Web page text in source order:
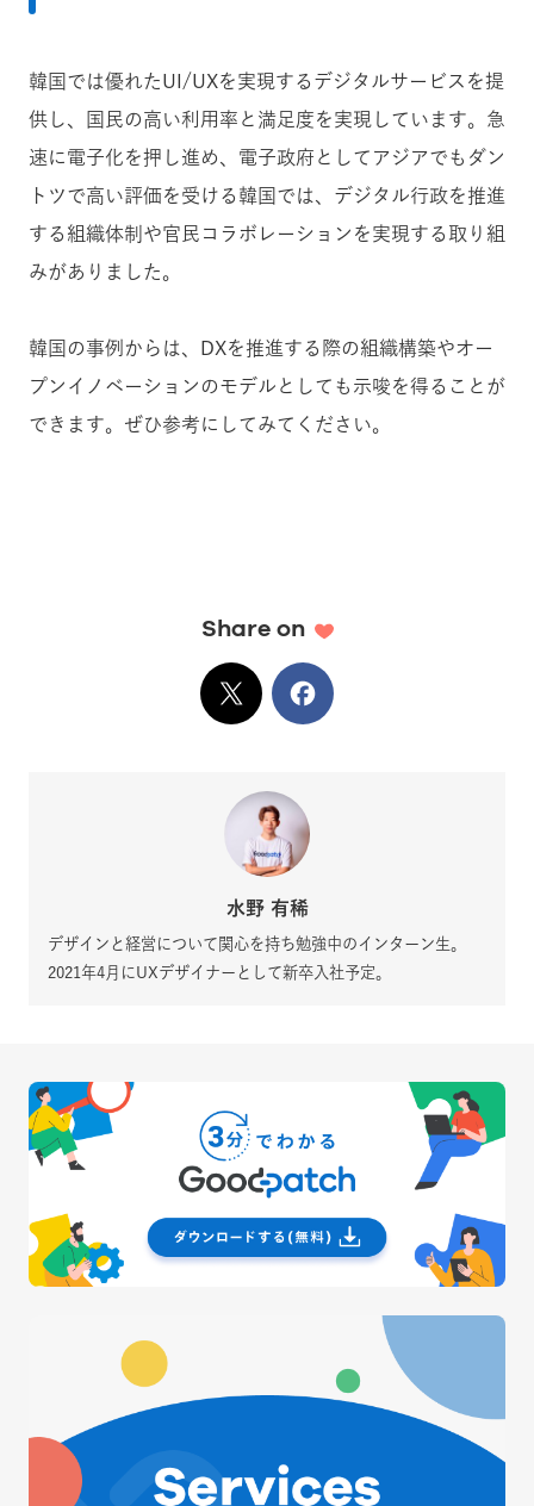
韓国では優れたUI/UXを実現するデジタルサービスを提
供し、国民の高い利用率と満足度を実現しています。急
速に電子化を押し進め、電子政府としてアジアでもダン
トツで高い評価を受ける韓国では、デジタル行政を推進
する組織体制や官民コラボレーションを実現する取り組
みがありました。
韓国の事例からは、DXを推進する際の組織構築やオー
プンイノベーションのモデルとしても示唆を得ることが
できます。ぜひ参考にしてみてください。
Share on
XでシェアFacebook
水野 有稀
デザインと経営について関心を持ち勉強中のインターン生。
2021年4月にUXデザイナーとして新卒入社予定。